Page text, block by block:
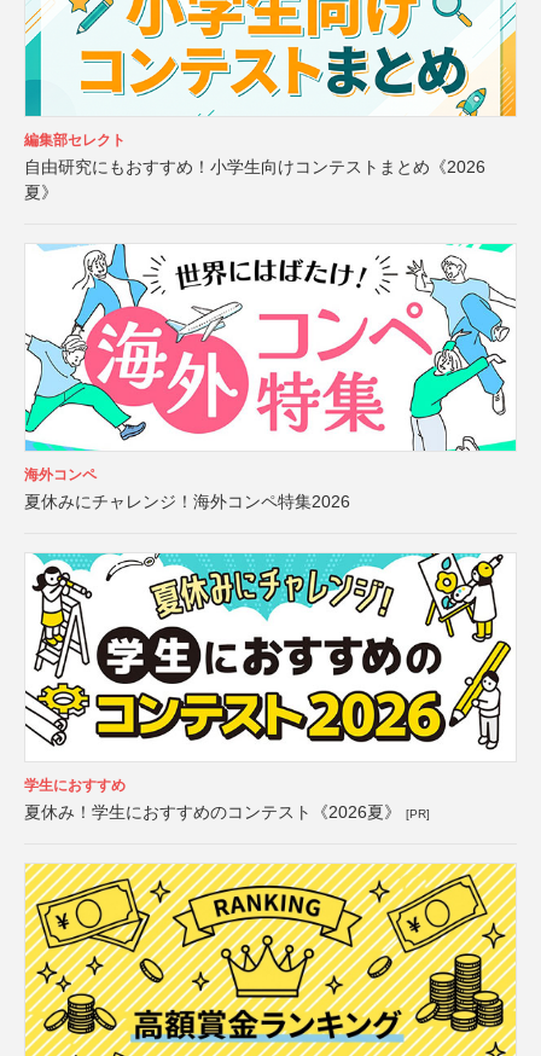
編集部セレクト
自由研究にもおすすめ！小学生向けコンテストまとめ《2026
夏》
海外コンペ
夏休みにチャレンジ！海外コンペ特集2026
学生におすすめ
夏休み！学生におすすめのコンテスト《2026夏》 [PR]